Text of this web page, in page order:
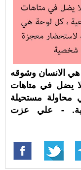
هي الانسان وشوقه
ألا يضل في متاهات
محاولة مستحيلة
- علي عزت